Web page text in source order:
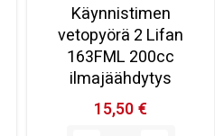
Käynnistimen
vetopyörä 2 Lifan
163FML 200cc
ilmajäähdytys
15,50 €